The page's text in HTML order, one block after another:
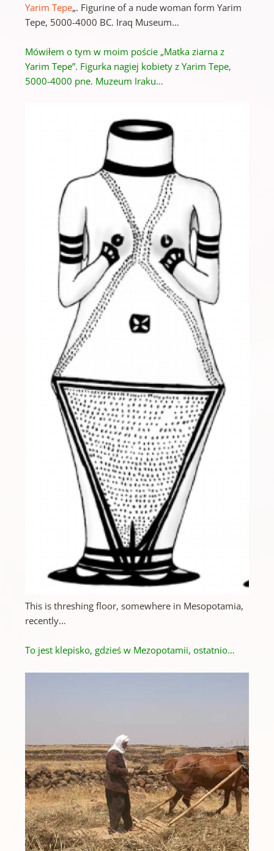
Yarim Tepe„. Figurine of a nude woman form Yarim
Tepe, 5000-4000 BC. Iraq Museum…
Mówiłem o tym w moim poście „Matka ziarna z
Yarim Tepe”. Figurka nagiej kobiety z Yarim Tepe,
5000-4000 pne. Muzeum Iraku…
This is threshing floor, somewhere in Mesopotamia,
recently…
To jest klepisko, gdzieś w Mezopotamii, ostatnio…